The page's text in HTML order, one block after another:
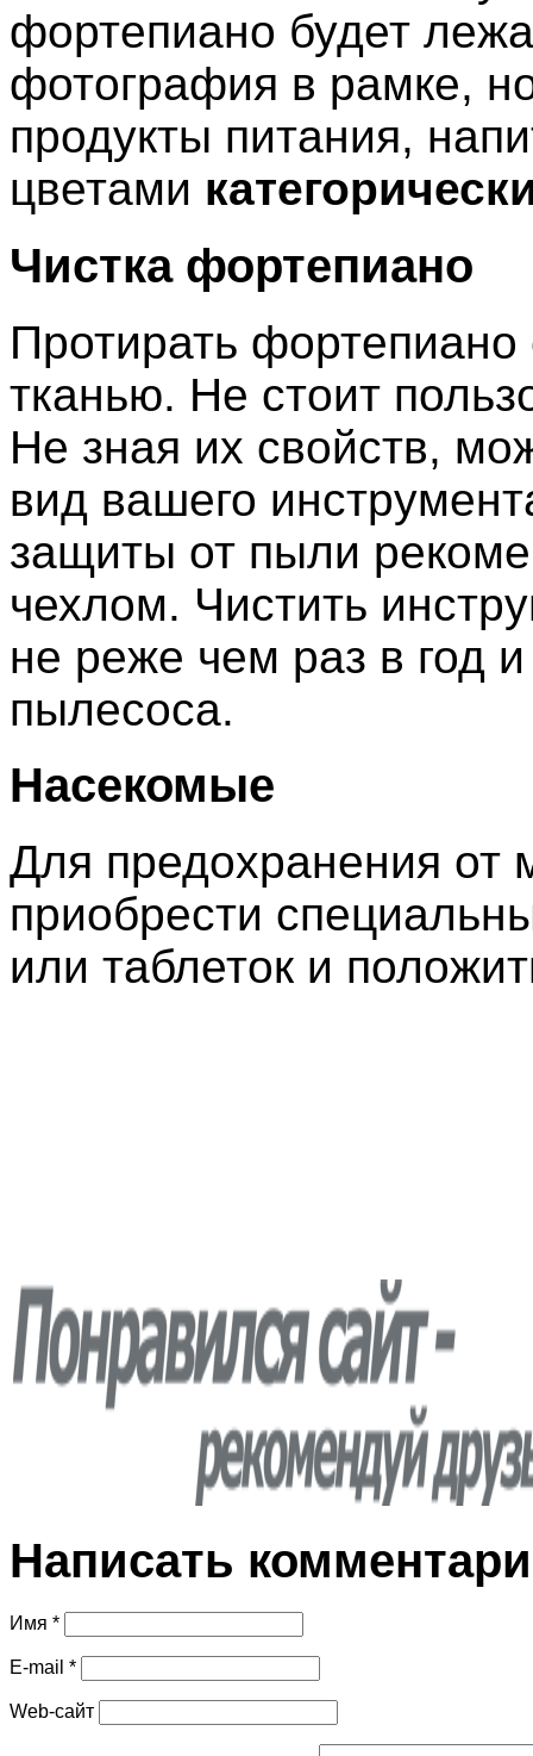
фортепиано будет
фотография в рамке,
продукты питания,
цветами
Чистка фортепиано
Протирать
тканью. Не стоит
Не зная их свойств,
вид вашего
защиты от пыли
чехлом. Чистить
не реже чем раз в год
пылесоса.
Насекомые
Для предохранения от
приобрести
или таблеток и
Написать
Имя *
E-mail *
Web-сайт